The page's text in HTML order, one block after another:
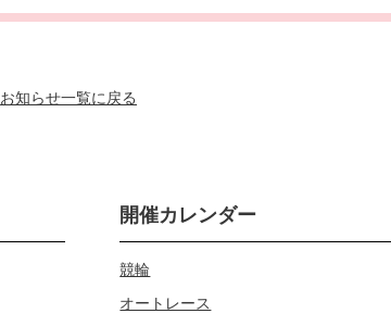
お知らせ一覧に戻る
開催カレンダー
競輪
オートレース